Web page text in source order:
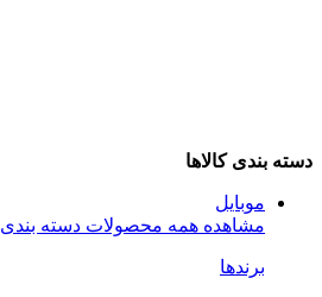
دسته بندی کالاها
موبایل
مشاهده همه محصولات دسته بندی
برندها